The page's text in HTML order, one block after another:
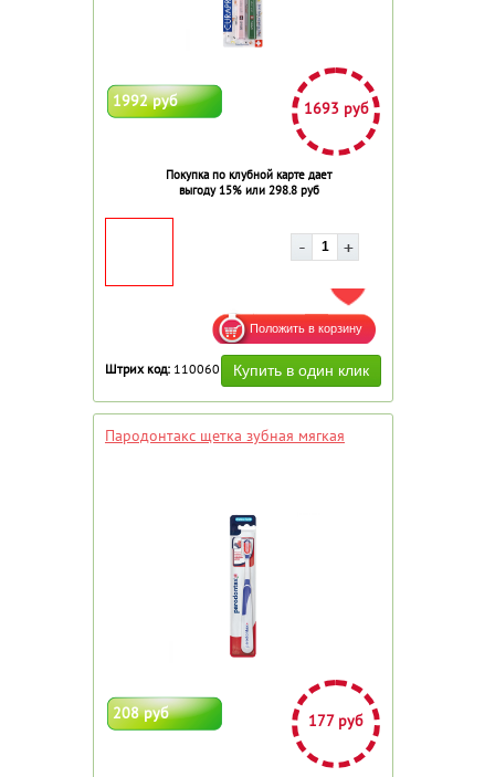
1992 руб 1693 руб
Покупка по клубной карте дает
выгоду 15% или 298.8 руб
ДОБАВИТЬ В ИЗБРАННОЕ
Штрих код: 110060
Пародонтакс щетка зубная мягкая
208 руб 177 руб